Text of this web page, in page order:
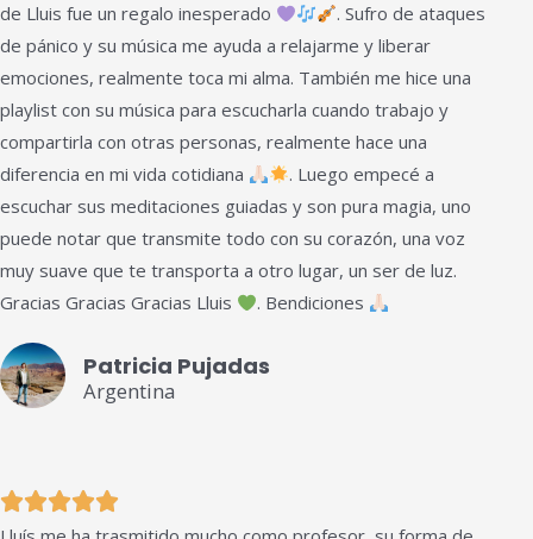
5
de
de Lluis fue un regalo inesperado
. Sufro de ataques
de pánico y su música me ayuda a relajarme y liberar
emociones, realmente toca mi alma. También me hice una
playlist con su música para escucharla cuando trabajo y
compartirla con otras personas, realmente hace una
diferencia en mi vida cotidiana
. Luego empecé a
escuchar sus meditaciones guiadas y son pura magia, uno
puede notar que transmite todo con su corazón, una voz
muy suave que te transporta a otro lugar, un ser de luz.
Gracias Gracias Gracias Lluis
. Bendiciones
Patricia Pujadas
Argentina
